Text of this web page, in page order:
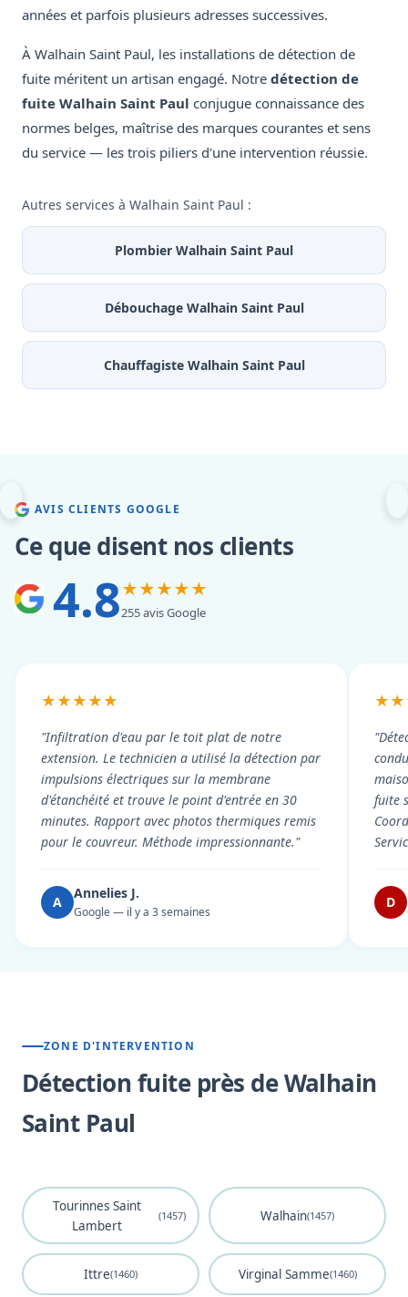
années et parfois plusieurs adresses successives.
À Walhain Saint Paul, les installations de détection de
fuite méritent un artisan engagé. Notre détection de
fuite Walhain Saint Paul conjugue connaissance des
normes belges, maîtrise des marques courantes et sens
du service — les trois piliers d'une intervention réussie.
Autres services à Walhain Saint Paul :
Plombier Walhain Saint Paul
Débouchage Walhain Saint Paul
Chauffagiste Walhain Saint Paul
AVIS CLIENTS GOOGLE
Ce que disent nos clients
4.8★★★★★
255 avis Google
★★★★★
"Infiltration d'eau par le toit plat de notre
extension. Le technicien a utilisé la détection par
impulsions électriques sur la membrane
d'étanchéité et trouve le point d'entrée en 30
minutes. Rapport avec photos thermiques remis
pour le couvreur. Méthode impressionnante."
A
Annelies J.
Google — il y a 3 semaines
fuite
D
ZONE D'INTERVENTION
Détection fuite près de Walhain
Saint Paul
Tourinnes Saint
Lambert
(1457) Walhain(1457)
Ittre(1460) Virginal Samme(1460)